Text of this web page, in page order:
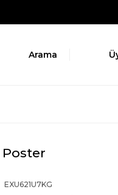
Arama
EXU621U7KG